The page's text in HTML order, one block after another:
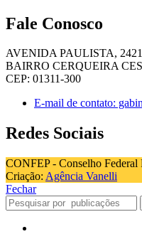
Fale Conosco
AVENIDA PAULISTA,
BAIRRO CERQUEIRA
CEP: 01311-300
E-mail de contato:
Redes Sociais
CONFEP - Conselho Federal
Criação: Agência Vanelli
Fechar